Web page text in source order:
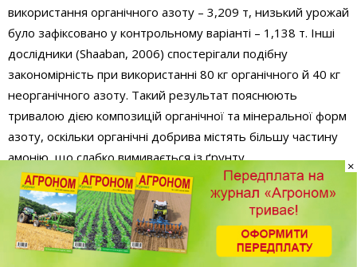
використання органічного азоту – 3,209 т, низький урожай
було зафіксовано у контрольному варіанті – 1,138 т. Інші
дослідники (Shaaban, 2006) спостерігали подібну
закономірність при використанні 80 кг органічного й 40 кг
неорганічного азоту. Такий результат пояснюють
тривалою дією композицій органічної та мінеральної форм
азоту, оскільки органічні добрива містять більшу частину
амонію, що слабко вимивається із ґрунту.
АМОНІЙНИЙ АЗОТ ЯК ЧИННИК
РЕГУЛЯЦІЇ КОНКУРЕНЦІЇ РОСЛИН В
АГРОФІТОЦЕНОЗАХ
×